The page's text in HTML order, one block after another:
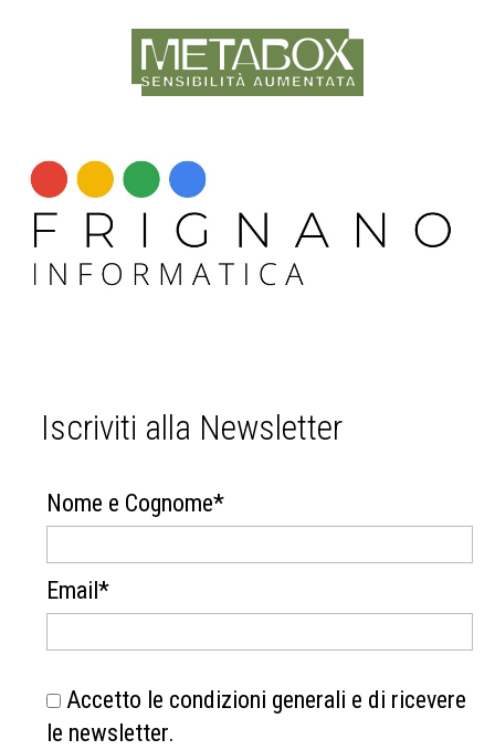
Iscriviti alla Newsletter
Nome e Cognome*
Email*
Accetto le condizioni generali e di ricevere
le newsletter.